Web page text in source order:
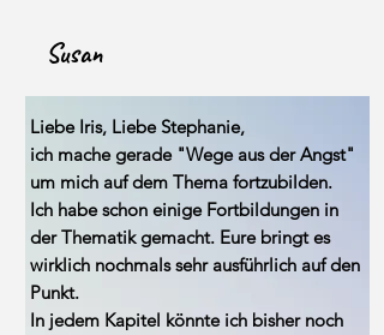
Susan
Liebe Iris, Liebe Stephanie,
ich mache gerade "Wege aus der Angst"
um mich auf dem Thema fortzubilden.
Ich habe schon einige Fortbildungen in
der Thematik gemacht. Eure bringt es
wirklich nochmals sehr ausführlich auf den
Punkt.
In jedem Kapitel könnte ich bisher noch